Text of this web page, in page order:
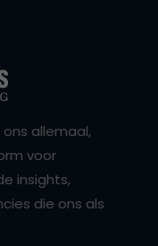
allemaal,
voor
insights,
die ons als